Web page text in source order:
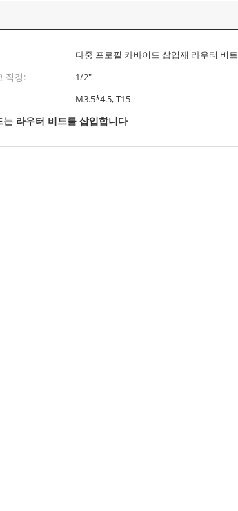
다중 프로필 카바이드 삽입재 라우터 비트
직경:
1/2"
M3.5*4.5, T15
는 라우터 비트를 삽입합니다